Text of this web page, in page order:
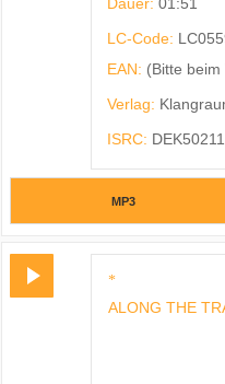
LC-Code:
EAN: (Bitte
Verlag:
ISRC:
MP3
ALONG THE